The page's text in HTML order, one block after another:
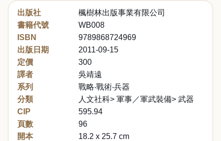
出版社
楓樹林出版事業有限公司
書籍代號
WB008
ISBN
9789868724969
出版日期
2011-09-15
定價
300
譯者
吳靖遠
系列
戰略‧戰術‧兵器
分類
人文社科> 軍事／軍武裝備> 武器
CIP
595.94
頁數
96
開本
18.2 x 25.7 cm